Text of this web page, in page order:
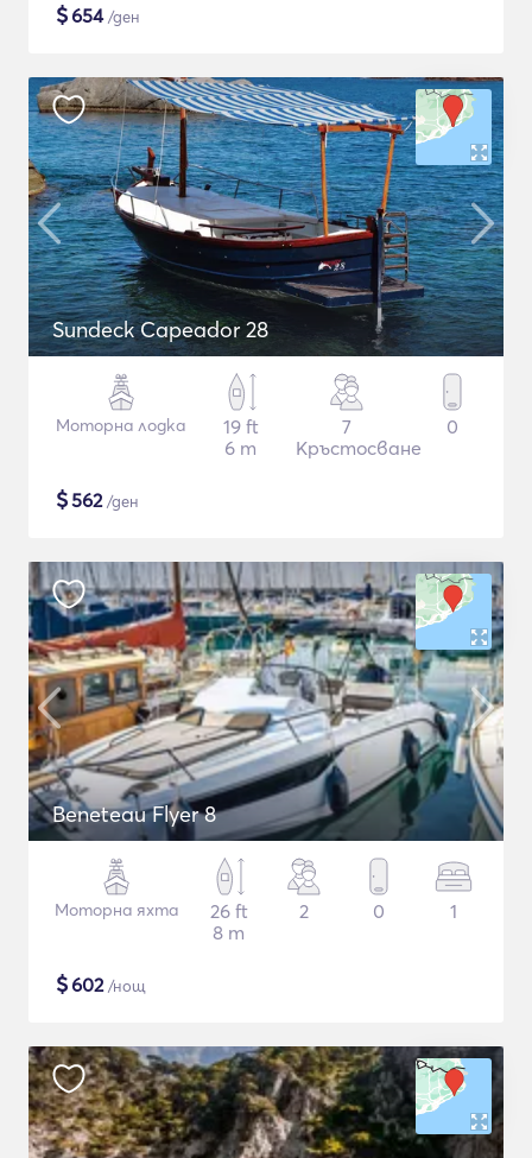
$654/ден
Sundeck Capeador 28
Моторна лодка
19 ft
6 m
7
Кръстосване
0
$562/ден
Beneteau Flyer 8
Моторна яхта
26 ft
8 m
2 0 1
$602/нощ